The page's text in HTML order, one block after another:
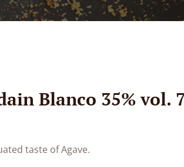
Blanco 35% vol.
taste of Agave.